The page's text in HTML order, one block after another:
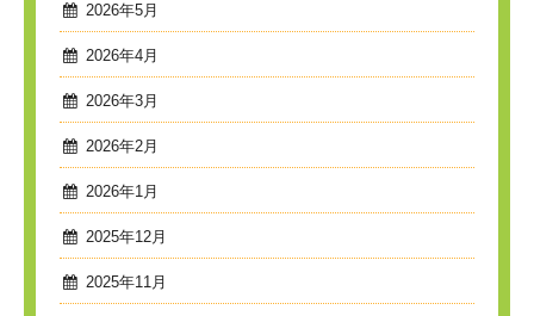
2026年5月
2026年4月
2026年3月
2026年2月
2026年1月
2025年12月
2025年11月